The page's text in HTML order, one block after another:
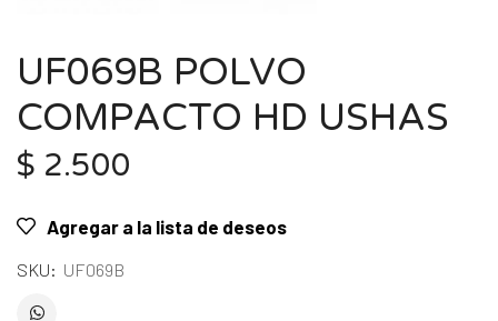
UF069B POLVO
COMPACTO HD USHAS
$ 2.500
Agregar a la lista de deseos
SKU: UF069B